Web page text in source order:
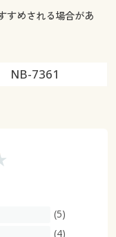
すめされる場合があ
NB-7361
(5)
(4)